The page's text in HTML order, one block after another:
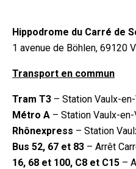
Hippodrome du Carré de
1 avenue de Böhlen, 69120
Transport en commun
Tram T3 – Station Vaulx-
Métro A – Station Vaulx-
Rhônexpress – Station
Bus 52, 67 et 83 – Arrêt
16, 68 et 100, C8 et C15 –